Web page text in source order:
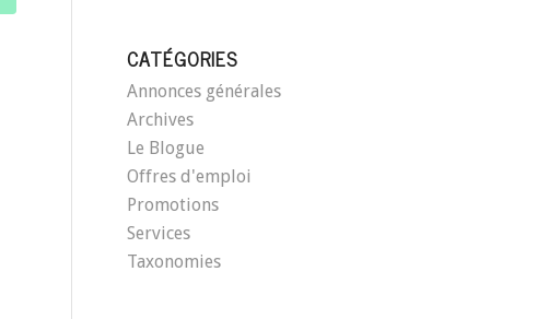
CATÉGORIES
Annonces générales
Archives
Le Blogue
Offres d'emploi
Promotions
Services
Taxonomies